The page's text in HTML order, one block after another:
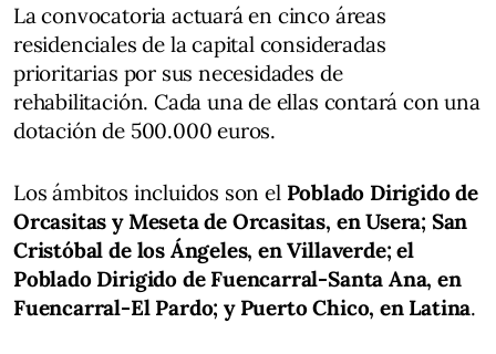
La convocatoria actuará en cinco áreas
residenciales de la capital consideradas
prioritarias por sus necesidades de
rehabilitación. Cada una de ellas contará con una
dotación de 500.000 euros.
Los ámbitos incluidos son el Poblado Dirigido de
Orcasitas y Meseta de Orcasitas, en Usera; San
Cristóbal de los Ángeles, en Villaverde; el
Poblado Dirigido de Fuencarral-Santa Ana, en
Fuencarral-El Pardo; y Puerto Chico, en Latina.